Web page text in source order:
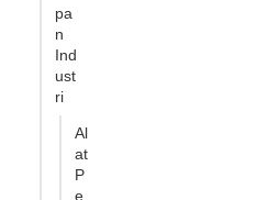
pa
n
Ind
ust
ri
Al
at
P
e